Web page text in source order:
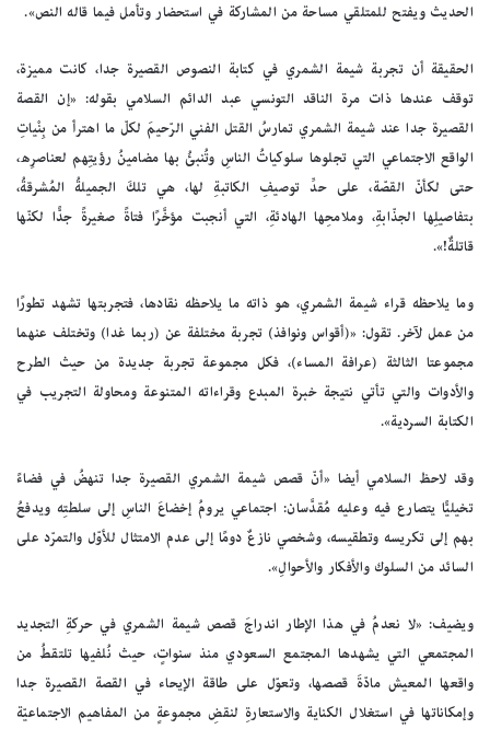
الحديث ويفتح للمتلقي مساحة من المشاركة في استحضار وتأمل فيما قاله النص».
الحقيقة أن تجربة شيمة الشمري في كتابة النصوص القصيرة جدا، كانت مميزة،
توقف عندها ذات مرة الناقد التونسي عبد الدائم السلامي بقوله: «إن القصة
القصيرة جدا عند شيمة الشمري تمارسُ القتل الفني الرّحيمَ لكلّ ما اهترأ من بِنْياتِ
الواقع الاجتماعي التي تجلوها سلوكياتُ الناسِ وتُنبئُ بها مضامينُ رؤيتِهم لعناصرِه،
حتى لكأنّ القصّة، على حدِّ توصيفِ الكاتبةِ لها، هي تلكَ الجميلةُ المُشرقةُ،
بتفاصيلِها الجذّابةِ، وملامحِها الهادئةِ، التي أنجبت مؤخَّرًا فتاةً صغيرةً جدًّا لكنّها
قاتلةٌ!».
وما يلاحظه قراء شيمة الشمري، هو ذاته ما يلاحظه نقادها، فتجربتها تشهد تطورًا
من عمل لآخر. تقول: «(أقواس ونوافذ) تجربة مختلفة عن (ربما غدا) وتختلف عنهما
مجموعتا الثالثة (عرافة المساء)، فكل مجموعة تجربة جديدة من حيث الطرح
والأدوات والتي تأتي نتيجة خبرة المبدع وقراءاته المتنوعة ومحاولة التجريب في
الكتابة السردية».
وقد لاحظ السلامي أيضا «أنّ قصص شيمة الشمري القصيرة جدا تنهضُ في فضاءً
تخيليًّا يتصارع فيه وعليه مُقدَّسان: اجتماعي يرومُ إخضاعَ الناسِ إلى سلطتِه ويدفعُ
بهم إلى تكريسه وتطقيسه، وشخصي نازعٌ دومًا إلى عدم الامتثال للأوّل والتمرّد على
السائد من السلوك والأفكار والأحوالِ».
ويضيف: «لا نعدمُ في هذا الإطار اندراجَ قصص شيمة الشمري في حركةِ التجديد
المجتمعي التي يشهدها المجتمع السعودي منذ سنواتٍ، حيث نُلفيها تلتقطُ من
واقعها المعيش مادّةَ قصصها، وتعوّل على طاقة الإيحاء في القصة القصيرة جدا
وإمكاناتها في استغلال الكناية والاستعارةِ لنقضِ مجموعةٍ من المفاهيم الاجتماعيّة